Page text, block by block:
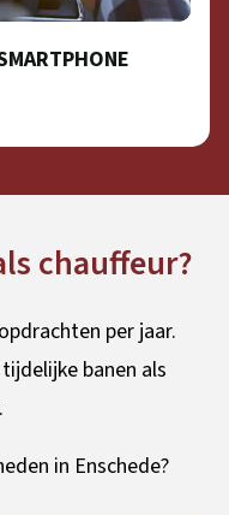
chauffeur?
per jaar.
banen als
in Enschede?